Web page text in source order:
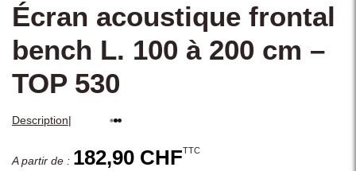
Écran acoustique frontal
bench L. 100 à 200 cm –
TOP 530
Description|
A partir de : 182,90 CHFTTC